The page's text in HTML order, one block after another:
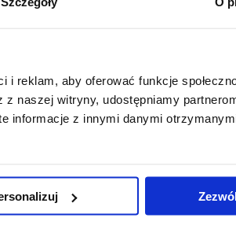
reklam, aby oferować funkcje
naszej witryny, udostępniamy
informacje z innymi danymi
dostęp do środków komunikacji
czerwca 2023)